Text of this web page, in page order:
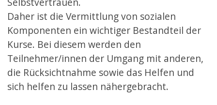
Daher ist die Vermittlung von sozialen
Komponenten ein wichtiger Bestandteil der
Kurse. Bei diesem werden den
Teilnehmer/innen der Umgang mit anderen,
die Rücksichtnahme sowie das Helfen und
sich helfen zu lassen nähergebracht.